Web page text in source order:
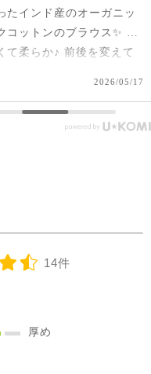
たインド産のオーガニッ
コットンのブラウス✨ 軽
柔らか♪ 前後を変えて
愛いいけど、刺繍面を
にした時はリネンジレと
明るく優しい雰囲気に
OC2wayピンタックノー
2026/05/17
14件
厚め